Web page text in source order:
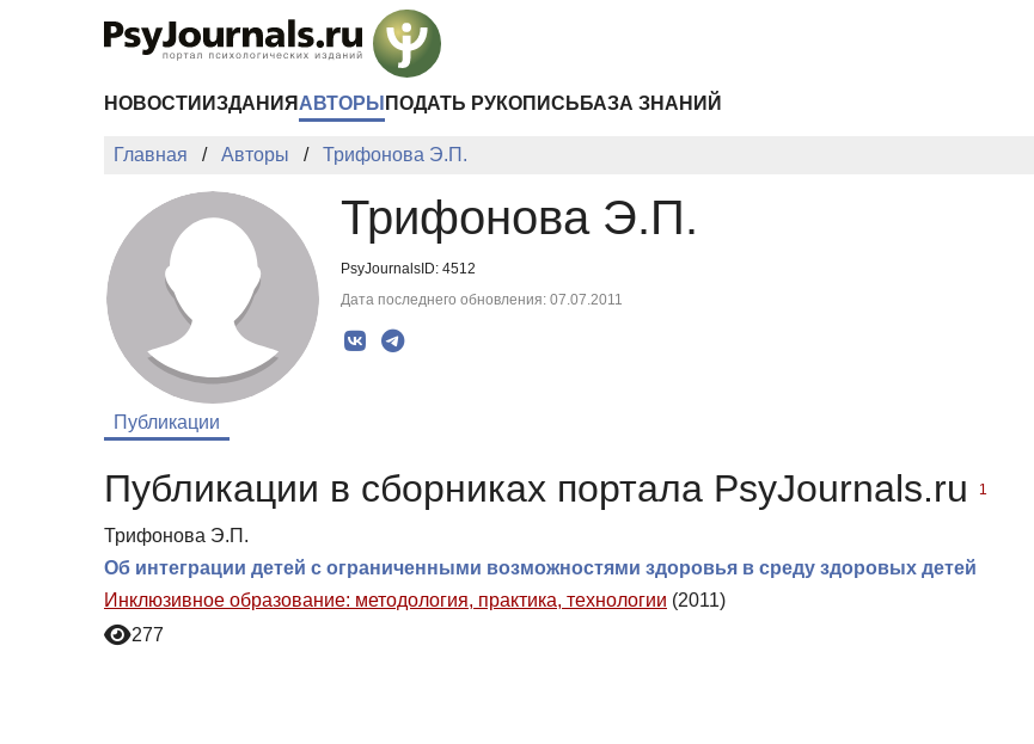
НОВОСТИ ИЗДАНИЯ АВТОРЫ ПОДАТЬ РУКОПИСЬ БАЗА ЗНАНИЙ
Главная Авторы Трифонова Э.П.
Трифонова Э.П.
PsyJournalsID: 4512
Дата последнего обновления: 07.07.2011
Публикации
Публикации в сборниках портала PsyJournals.ru 1
Трифонова Э.П.
Об интеграции детей с ограниченными возможностями здоровья в среду здоровых детей
Инклюзивное образование: методология, практика, технологии (2011)
277